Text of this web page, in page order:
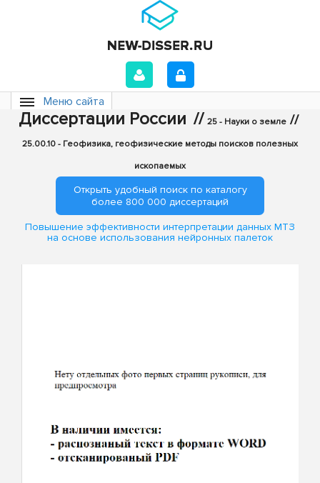
Меню сайта
Диссертации России // 25 - Науки о земле //
25.00.10 - Геофизика, геофизические методы поисков полезных
ископаемых
Открыть удобный поиск по каталогу
более 800 000 диссертаций
Повышение эффективности интерпретации данных МТЗ
на основе использования нейронных палеток